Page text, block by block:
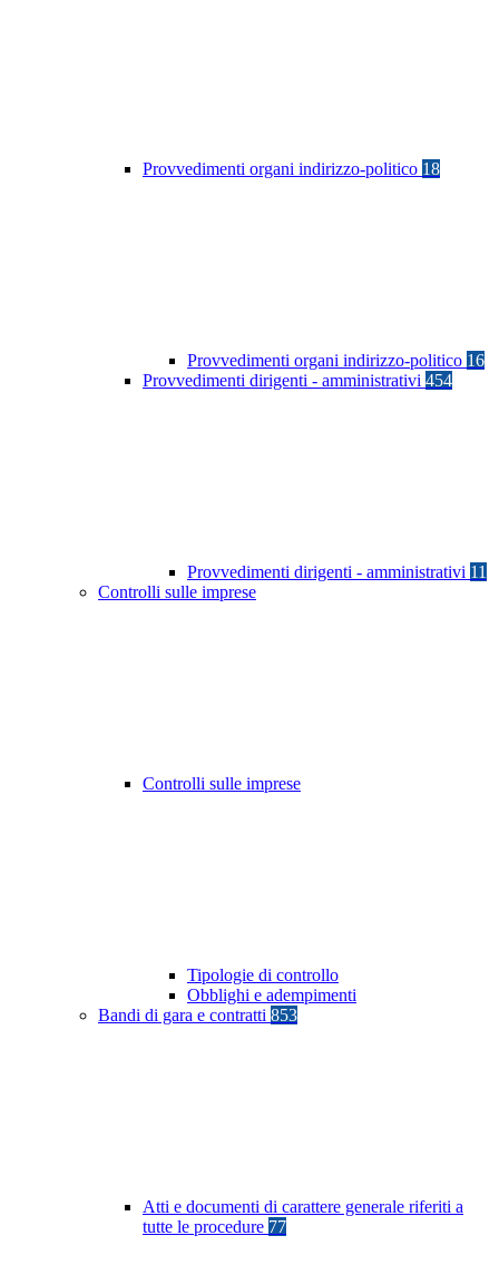
Provvedimenti organi indirizzo-politico 18
Provvedimenti organi indirizzo-politico 16
Provvedimenti dirigenti - amministrativi 454
Provvedimenti dirigenti - amministrativi 11
Controlli sulle imprese
Controlli sulle imprese
Tipologie di controllo
Obblighi e adempimenti
Bandi di gara e contratti 853
Atti e documenti di carattere generale riferiti a
tutte le procedure 77